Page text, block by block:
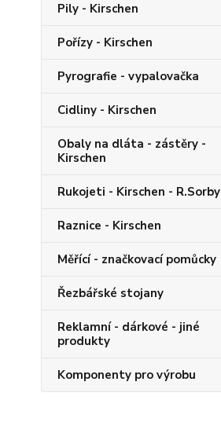
Pily - Kirschen
Pořízy - Kirschen
Pyrografie - vypalovačka
Cidliny - Kirschen
Obaly na dláta - zástěry -
Kirschen
Rukojeti - Kirschen - R.Sorby
Raznice - Kirschen
Měřící - značkovací pomůcky
Řezbářské stojany
Reklamní - dárkové - jiné
produkty
Komponenty pro výrobu